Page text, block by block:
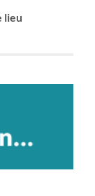
lieu